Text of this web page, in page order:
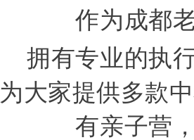
作为成都
拥有专业的执
为大家提供多款
有亲子营